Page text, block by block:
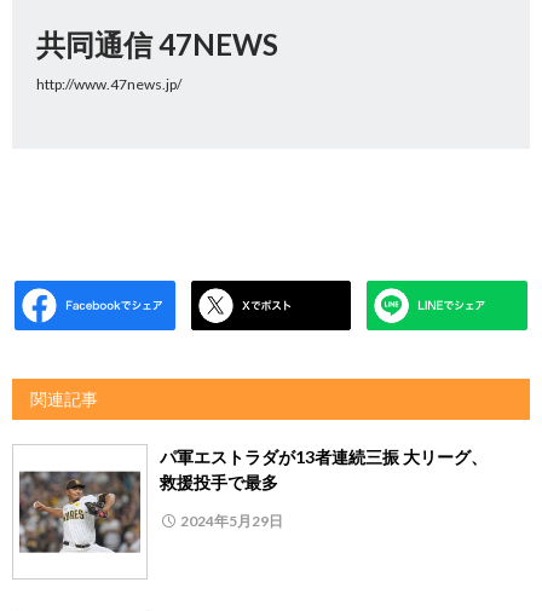
共同通信 47NEWS
http://www.47news.jp/
関連記事
パ軍エストラダが13者連続三振 大リーグ、
救援投手で最多
2024年5月29日